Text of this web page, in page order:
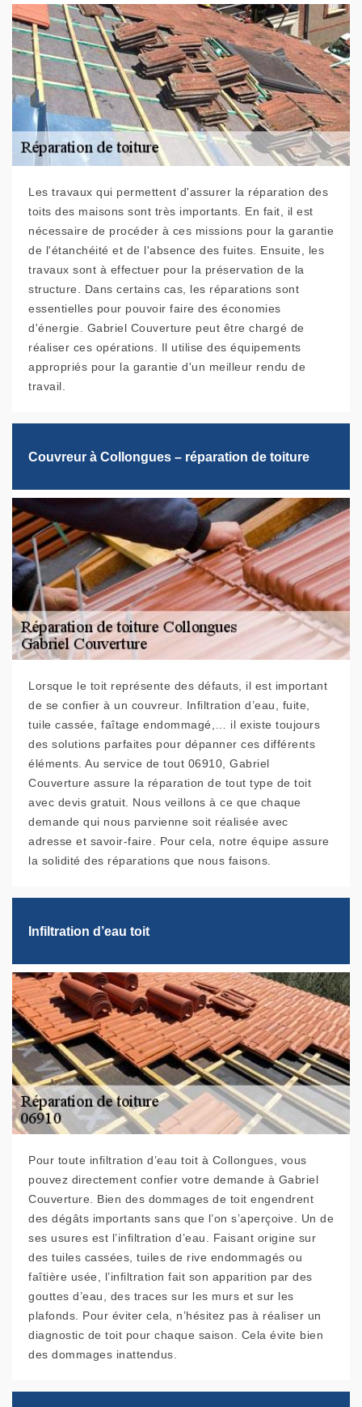
Les travaux qui permettent d'assurer la réparation des
toits des maisons sont très importants. En fait, il est
nécessaire de procéder à ces missions pour la garantie
de l'étanchéité et de l'absence des fuites. Ensuite, les
travaux sont à effectuer pour la préservation de la
structure. Dans certains cas, les réparations sont
essentielles pour pouvoir faire des économies
d'énergie. Gabriel Couverture peut être chargé de
réaliser ces opérations. Il utilise des équipements
appropriés pour la garantie d'un meilleur rendu de
travail.
Couvreur à Collongues – réparation de toiture
Lorsque le toit représente des défauts, il est important
de se confier à un couvreur. Infiltration d’eau, fuite,
tuile cassée, faîtage endommagé,… il existe toujours
des solutions parfaites pour dépanner ces différents
éléments. Au service de tout 06910, Gabriel
Couverture assure la réparation de tout type de toit
avec devis gratuit. Nous veillons à ce que chaque
demande qui nous parvienne soit réalisée avec
adresse et savoir-faire. Pour cela, notre équipe assure
la solidité des réparations que nous faisons.
Infiltration d’eau toit
Pour toute infiltration d’eau toit à Collongues, vous
pouvez directement confier votre demande à Gabriel
Couverture. Bien des dommages de toit engendrent
des dégâts importants sans que l’on s’aperçoive. Un de
ses usures est l’infiltration d’eau. Faisant origine sur
des tuiles cassées, tuiles de rive endommagés ou
faîtière usée, l’infiltration fait son apparition par des
gouttes d’eau, des traces sur les murs et sur les
plafonds. Pour éviter cela, n’hésitez pas à réaliser un
diagnostic de toit pour chaque saison. Cela évite bien
des dommages inattendus.